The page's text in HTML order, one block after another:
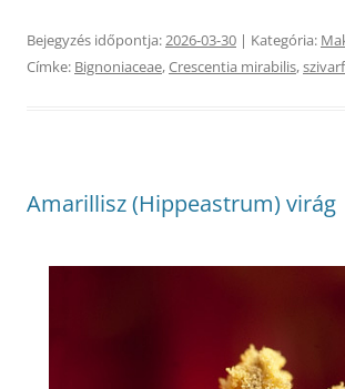
Bejegyzés időpontja:2026-03-30 | Kategória:
Címke: Bignoniaceae,Crescentia mirabilis,
Amarillisz (Hippeastrum) virág